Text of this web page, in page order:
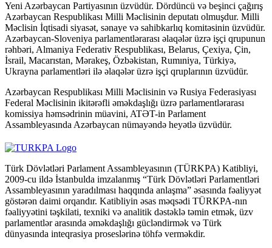
Yeni Azərbaycan Partiyasının üzvüdür. Dördüncü və beşinci çağırış
Azərbaycan Respublikası Milli Məclisinin deputatı olmuşdur. Milli
Məclisin İqtisadi siyasət, sənaye və sahibkarlıq komitəsinin üzvüdür.
Azərbaycan-Sloveniya parlamentlərarası əlaqələr üzrə işçi qrupunun
rəhbəri, Almaniya Federativ Respublikası, Belarus, Çexiya, Çin,
İsrail, Macarıstan, Mərakeş, Özbəkistan, Rumıniya, Türkiyə,
Ukrayna parlamentləri ilə əlaqələr üzrə işçi qruplarının üzvüdür.
Azərbaycan Respublikası Milli Məclisinin və Rusiya Federasiyası
Federal Məclisinin ikitərəfli əməkdaşlığı üzrə parlamentlərarası
komissiya həmsədrinin müavini, ATƏT-in Parlament
Assambleyasında Azərbaycan nümayəndə heyətlə üzvüdür.
Türk Dövlətləri Parlament Assambleyasının (TÜRKPA) Katibliyi,
2009-cu ildə İstanbulda imzalanmış “Türk Dövlətləri Parlamentləri
Assambleyasının yaradılması haqqında anlaşma” əsasında fəaliyyət
göstərən daimi orqandır. Katibliyin əsas məqsədi TÜRKPA-nın
fəaliyyətini təşkilati, texniki və analitik dəstəklə təmin etmək, üzv
parlamentlər arasında əməkdaşlığı gücləndirmək və Türk
dünyasında inteqrasiya proseslərinə töhfə verməkdir.